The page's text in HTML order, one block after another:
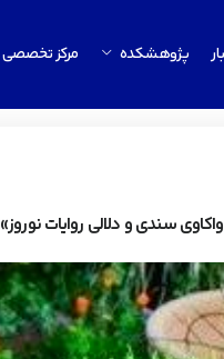
پژوهشکده مرکز تخصصی
سندی و دلالی روایات نوروز»